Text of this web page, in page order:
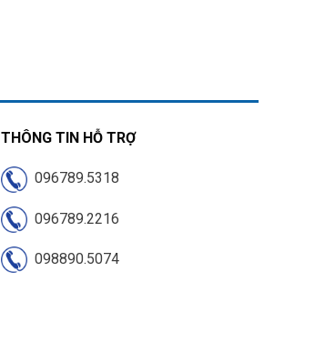
THÔNG TIN HỖ TRỢ
096789.5318
096789.2216
098890.5074